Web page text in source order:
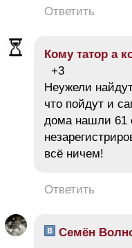
Ответить
Кому татор а
+3
Неужели
что пойдут и
дома нашли 61
всё ничем!
Ответить
Семён